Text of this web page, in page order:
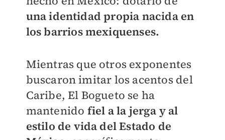
una identidad propia nacida en
los barrios mexiquenses.
Mientras que otros exponentes
buscaron imitar los acentos del
Caribe, El Bogueto se ha
mantenido fiel a la jerga y al
estilo de vida del Estado de